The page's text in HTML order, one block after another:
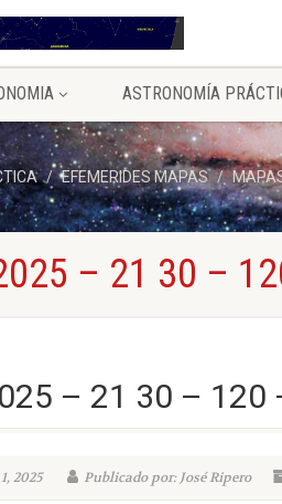
ASTRONOMÍA
EFEMERIDES MAPAS
– 21 30 –
– 21 30 – 120
2025 Publicado por: José Ripero